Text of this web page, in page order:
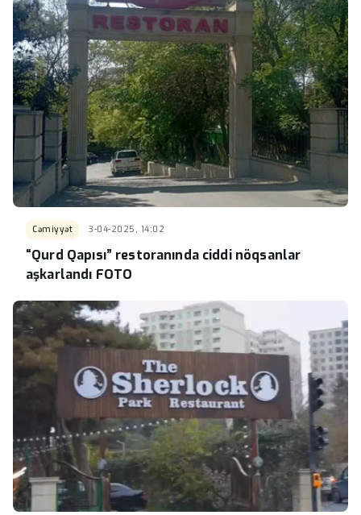
Cəmiyyət 3-04-2025, 14:02
“Qurd Qapısı” restoranında ciddi nöqsanlar
aşkarlandı FOTO